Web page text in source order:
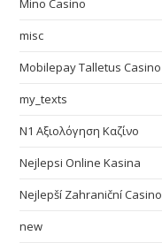
Mino Casino
misc
Mobilepay Talletus Casino
my_texts
N1 Αξιολόγηση Καζίνο
Nejlepsi Online Kasina
Nejlepší Zahraniční Casino
new